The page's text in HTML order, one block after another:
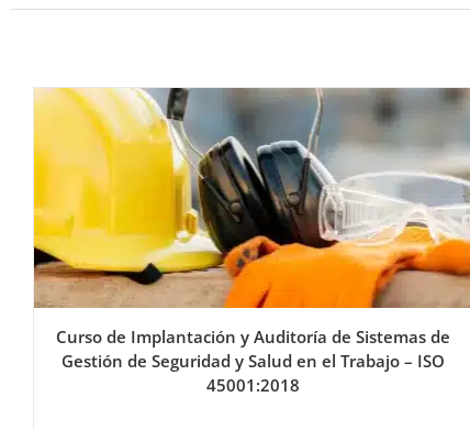
Curso de Implantación y Auditoría de Sistemas de
Gestión de Seguridad y Salud en el Trabajo – ISO
45001:2018